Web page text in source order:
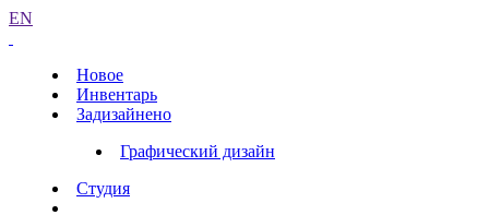
EN
Новое
Инвентарь
Задизайнено
Графический дизайн
Студия